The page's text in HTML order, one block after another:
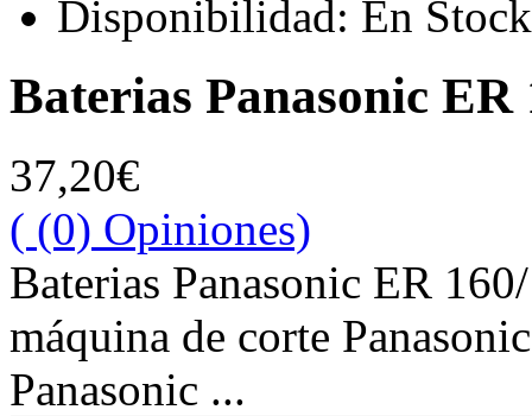
Disponibilidad: En Stock
Baterias Panasonic ER
37,20€
( (0) Opiniones)
Baterias Panasonic ER
máquina de corte
Panasonic ...